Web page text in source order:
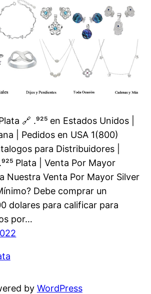
🔗 .⁹²⁵ en Estados Unidos |
| Pedidos en USA 1(800)
para Distribuidores |
Plata | Venta Por Mayor
Nuestra Venta Por Mayor Silver
Debe comprar un
dolares para calificar para
por…
by WordPress